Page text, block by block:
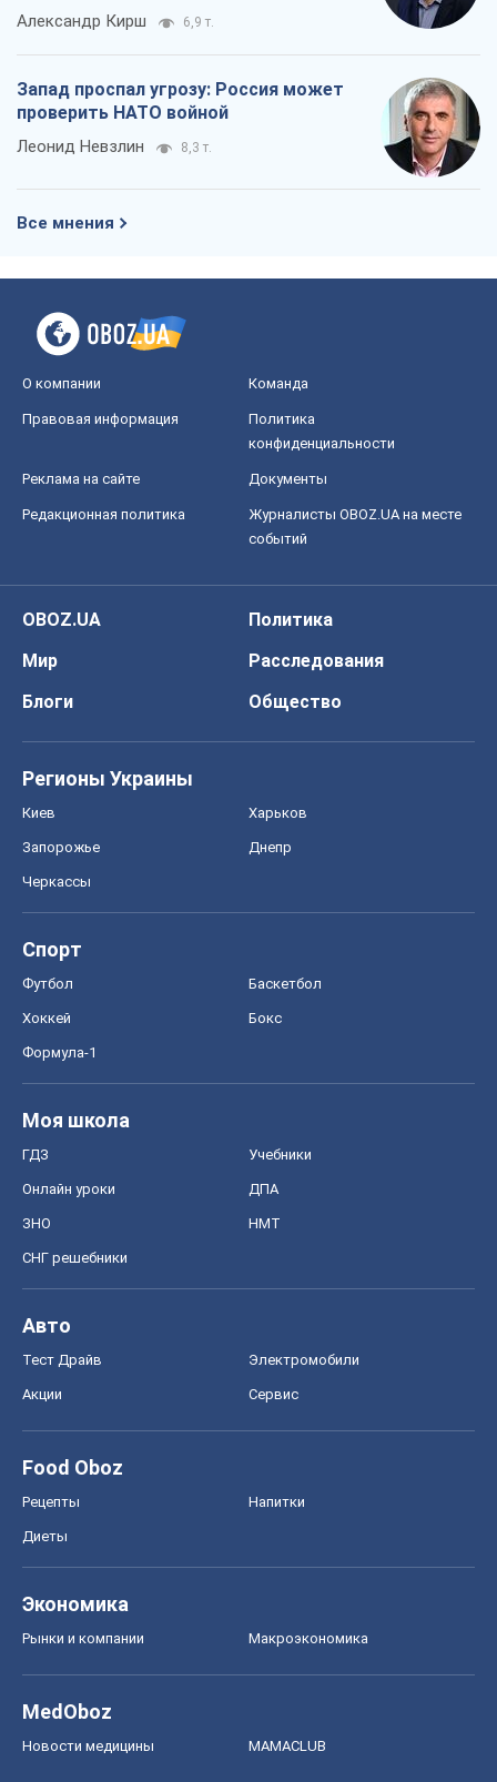
Александр Кирш 6,9 т.
Запад проспал угрозу: Россия может
проверить НАТО войной
Леонид Невзлин 8,3 т.
Все мнения
О компании Команда
Правовая информация
Политика
конфиденциальности
Реклама на сайте Документы
Редакционная политика
Журналисты OBOZ.UA на месте
событий
OBOZ.UA
Политика
Мир
Расследования
Блоги
Общество
Регионы Украины
Киев Харьков
Запорожье Днепр
Черкассы
Спорт
Футбол Баскетбол
Хоккей Бокс
Формула-1
Моя школа
ГДЗ Учебники
Онлайн уроки ДПА
ЗНО НМТ
СНГ решебники
Авто
Тест Драйв Электромобили
Акции Сервис
Food Oboz
Рецепты Напитки
Диеты
Экономика
Рынки и компании Mакроэкономика
MedOboz
Новости медицины MAMACLUB